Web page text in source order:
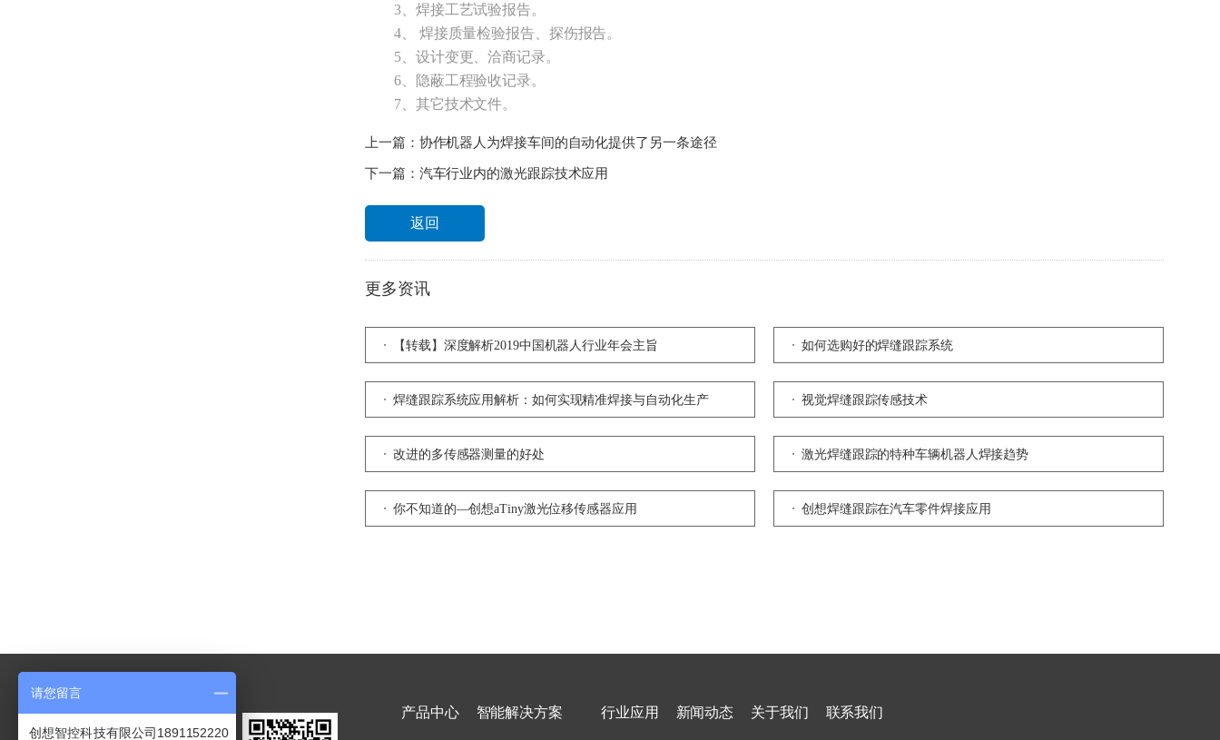
3、焊接工艺试验报告。
4、 焊接质量检验报告、探伤报告。
5、设计变更、洽商记录。
6、隐蔽工程验收记录。
7、其它技术文件。
上一篇： 协作机器人为焊接车间的自动化提供了另一条途径
下一篇： 汽车行业内的激光跟踪技术应用
返回
更多资讯
【转载】深度解析2019中国机器人行业年会主旨 如何选购好的焊缝跟踪系统
焊缝跟踪系统应用解析：如何实现精准焊接与自动化生产 视觉焊缝跟踪传感技术
改进的多传感器测量的好处 激光焊缝跟踪的特种车辆机器人焊接趋势
你不知道的—创想aTiny激光位移传感器应用 创想焊缝跟踪在汽车零件焊接应用
产品中心 智能解决方案 行业应用 新闻动态 关于我们 联系我们
请您留言
创想智控科技有限公司1891152220